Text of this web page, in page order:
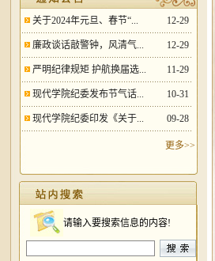
关于2024年元旦、春节“... 12-29
廉政谈话敲警钟，风清气... 12-29
严明纪律规矩 护航换届选... 11-29
现代学院纪委发布节气话... 10-31
现代学院纪委印发《关于... 09-28
更多>>
请输入要搜索信息的内容!